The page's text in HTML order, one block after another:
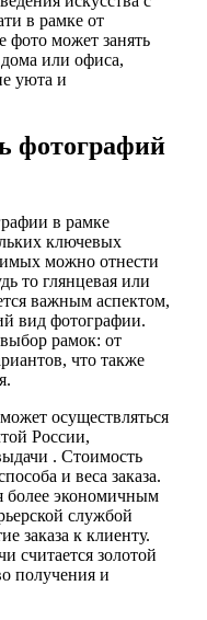
в рамке от
может занять
или офиса,
уюта и
фотографий
в рамке
ключевых
можно отнести
то глянцевая или
важным аспектом,
вид фотографии.
рамок: от
что также
осуществляться
России,
. Стоимость
и веса заказа.
более экономичным
службой
заказа к клиенту.
считается золотой
получения и